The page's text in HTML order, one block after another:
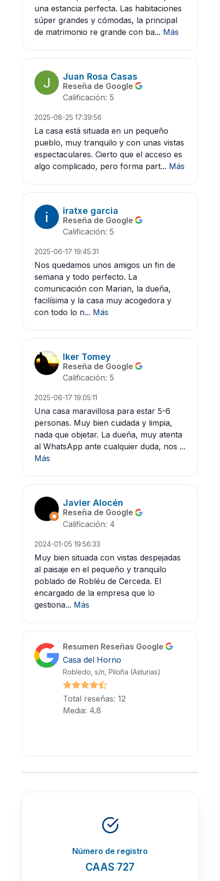
una estancia perfecta. Las habitaciones
súper grandes y cómodas, la principal
de matrimonio re grande con ba... Más
Juan Rosa Casas
Reseña de Google
Calificación: 5
2025-08-25 17:39:56
La casa está situada en un pequeño
pueblo, muy tranquilo y con unas vistas
espectaculares. Cierto que el acceso es
algo complicado, pero forma part... Más
iratxe garcia
Reseña de Google
Calificación: 5
2025-06-17 19:45:31
Nos quedamos unos amigos un fin de
semana y todo perfecto. La
comunicación con Marian, la dueña,
facilísima y la casa muy acogedora y
con todo lo n... Más
Iker Tomey
Reseña de Google
Calificación: 5
2025-06-17 19:05:11
Una casa maravillosa para estar 5-6
personas. Muy bien cuidada y limpia,
nada que objetar. La dueña, muy atenta
al WhatsApp ante cualquier duda, nos ...
Más
Javier Alocén
Reseña de Google
Calificación: 4
2024-01-05 19:56:33
Muy bien situada con vistas despejadas
al paisaje en el pequeño y tranquilo
poblado de Robléu de Cerceda. El
encargado de la empresa que lo
gestiona... Más
Resumen Reseñas Google
Casa del Horno
Robledo, s/n, Piloña (Asturias)
Total reseñas: 12
Media: 4.8
Número de registro
CAAS 727